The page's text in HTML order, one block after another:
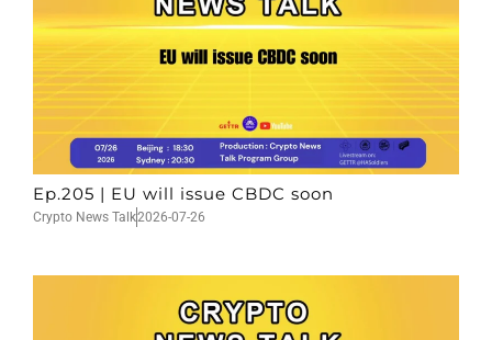
Ep.205 | EU will issue CBDC soon
Crypto News Talk2026-07-26